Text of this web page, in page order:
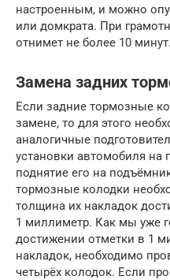
настроенным, и можно
или домкрата. При
отнимет не более 10 минут.
Замена задних
Если задние тормозные
замене, то для этого
аналогичные
установки автомобиля
поднятие его на
тормозные колодки
толщина их накладок
1 миллиметр. Как мы уже
достижении отметки в 1
накладок, необходимо
четырёх колодок. Если